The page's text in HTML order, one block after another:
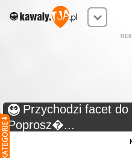
Przychodzi facet
Poprosz�...